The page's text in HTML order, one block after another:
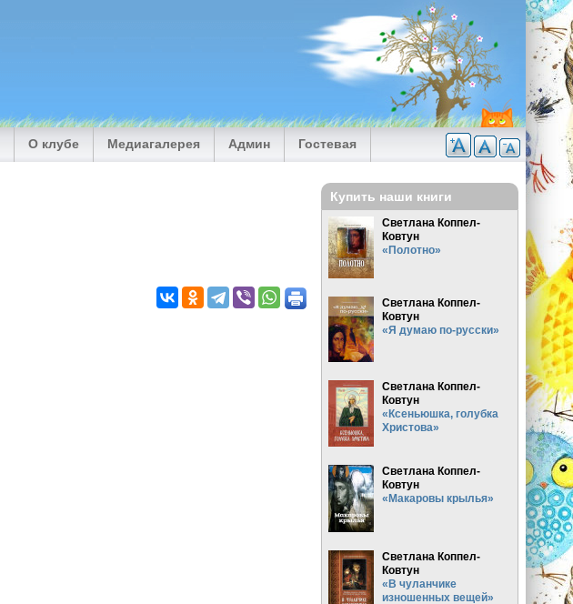
О клубе Медиагалерея Админ Гостевая
Купить наши книги
Светлана Коппел-
Ковтун
«Полотно»
Светлана Коппел-
Ковтун
«Я думаю по-русски»
Светлана Коппел-
Ковтун
«Ксеньюшка, голубка
Христова»
Светлана Коппел-
Ковтун
«Макаровы крылья»
Светлана Коппел-
Ковтун
«В чуланчике
изношенных вещей»